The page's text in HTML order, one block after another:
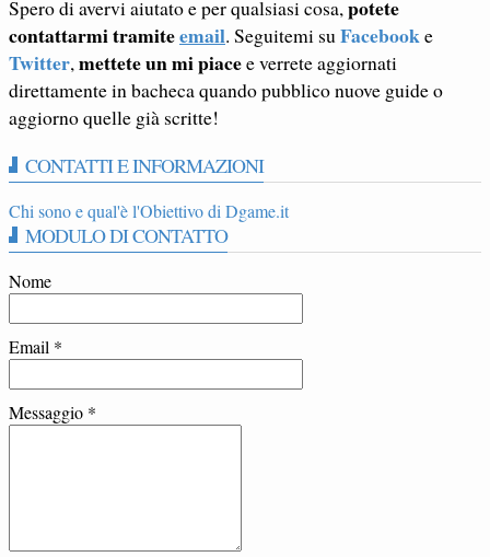
Spero di avervi aiutato e per qualsiasi cosa,potete
contattarmi tramiteemail. Seguitemi suFacebooke
Twitter,mettete un mi piacee verrete aggiornati
direttamente in bacheca quando pubblico nuove guide o
aggiorno quelle già scritte!
CONTATTI E INFORMAZIONI
Chi sono e qual'è l'Obiettivo di Dgame.it
MODULO DI CONTATTO
Nome
Email *
Messaggio *